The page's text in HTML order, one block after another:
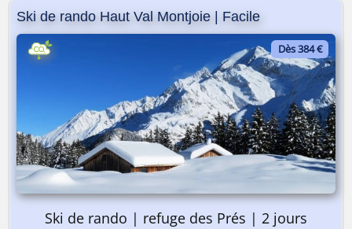
Ski de rando Haut Val Montjoie | Facile
Dès 384 €
Ski de rando | refuge des Prés | 2 jours